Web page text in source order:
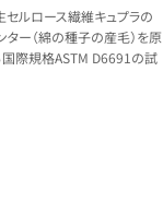
セルロース繊維キュプラの
ー（綿の種子の産毛）を原
際規格ASTM D6691の試